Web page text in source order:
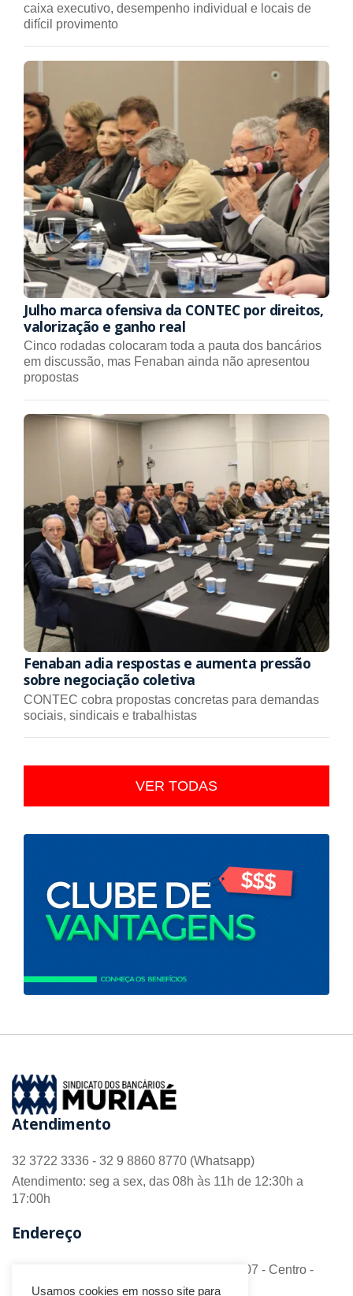
caixa executivo, desempenho individual e locais de
difícil provimento
Julho marca ofensiva da CONTEC por direitos,
valorização e ganho real
Cinco rodadas colocaram toda a pauta dos bancários
em discussão, mas Fenaban ainda não apresentou
propostas
Fenaban adia respostas e aumenta pressão
sobre negociação coletiva
CONTEC cobra propostas concretas para demandas
sociais, sindicais e trabalhistas
VER TODAS
Atendimento
32 3722 3336 - 32 9 8860 8770 (Whatsapp)
Atendimento: seg a sex, das 08h às 11h de 12:30h a
17:00h
Endereço
R. Barão do Monte Alto nº 70 - Sala 306/307 - Centro -
CEP 36.880-018 - Muriaé/MG
Usamos cookies em nosso site para